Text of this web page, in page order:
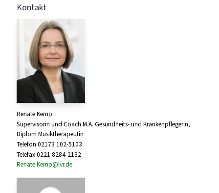
Kontakt
Renate Kemp
Supervisorin und Coach M.A. Gesundheits- und Krankenpflegerin,
Diplom Musiktherapeutin
Telefon 02173 102-5103
Telefax 0221 8284-2132
Renate.Kemp@lvr.de